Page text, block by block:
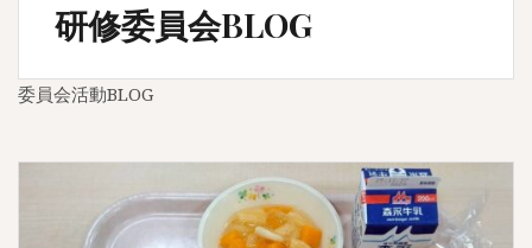
研修委員会BLOG
委員会活動BLOG